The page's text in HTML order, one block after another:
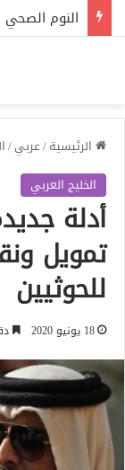
الرئيسية/عربي/
الخليج العربي
أدلة
تمويل
للحوثيين
18 يونيو 2020